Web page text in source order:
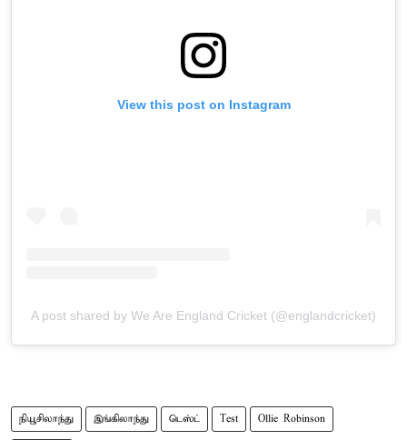
View this post on Instagram
A post shared by We Are England Cricket (@englandcricket)
நியூசிலாந்து இங்கிலாந்து டெஸ்ட் Test Ollie Robinson